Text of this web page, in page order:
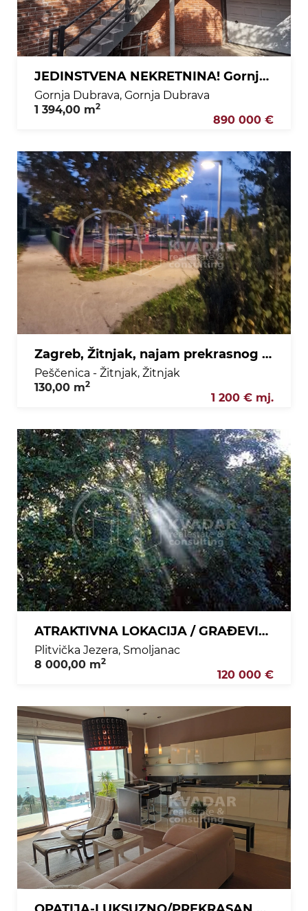
JEDINSTVENA NEKRETNINA! Gornja Dubrava, prekrasna kuća s garažom, bazenom i teniskim terenom(1394 m2)
Gornja Dubrava, Gornja Dubrava
1 394,00 m2
890 000 €
Zagreb, Žitnjak, najam prekrasnog dvoetažnog stana cca 130 m2 sa terasom i vpm
Peščenica - Žitnjak, Žitnjak
130,00 m2
1 200 € mj.
ATRAKTIVNA LOKACIJA / GRAĐEVINSKO ZEMLJIŠTE / PRILIKA!
Plitvička Jezera, Smoljanac
8 000,00 m2
120 000 €